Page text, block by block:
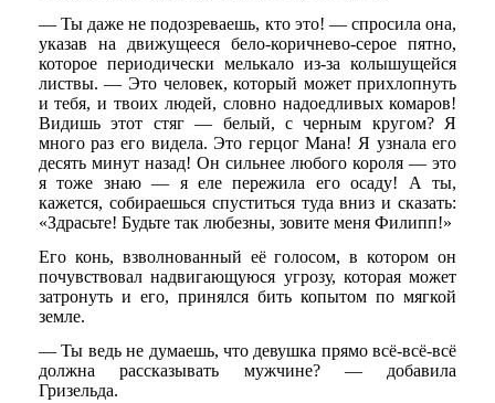
— Ты даже не подозреваешь, кто это! — спросила она,
указав на движущееся бело-коричнево-серое пятно,
которое периодически мелькало из-за колышущейся
листвы. — Это человек, который может прихлопнуть
и тебя, и твоих людей, словно надоедливых комаров!
Видишь этот стяг — белый, с черным кругом? Я
много раз его видела. Это герцог Мана! Я узнала его
десять минут назад! Он сильнее любого короля — это
я тоже знаю — я еле пережила его осаду! А ты,
кажется, собираешься спуститься туда вниз и сказать:
«Здрасьте! Будьте так любезны, зовите меня Филипп!»
Его конь, взволнованный её голосом, в котором он
почувствовал надвигающуюся угрозу, которая может
затронуть и его, принялся бить копытом по мягкой
земле.
— Ты ведь не думаешь, что девушка прямо всё-всё-всё
должна рассказывать мужчине? — добавила
Гризельда.